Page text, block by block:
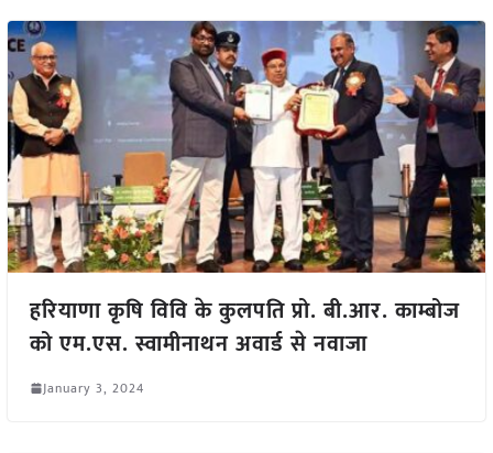
हरियाणा कृषि विवि के कुलपति प्रो. बी.आर. काम्बोज
को एम.एस. स्वामीनाथन अवार्ड से नवाजा
January 3, 2024